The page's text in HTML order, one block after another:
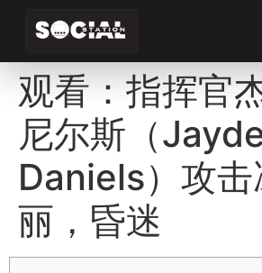
观看：指挥官
尼尔斯（
Daniels）攻击
丽，昏迷